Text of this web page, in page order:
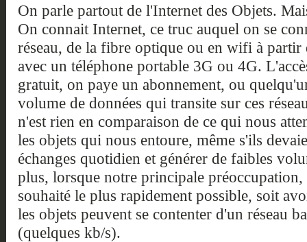
On parle partout de l'Internet des Objets.
On connait Internet, ce truc auquel on se
réseau, de la fibreoptique ou en wifi à partir
avec un téléphone portable 3G ou 4G.
gratuit, on paye un abonnement, ou quelqu'
volume de données qui transitesur ces
n'est rien en comparaison de ce qui nous
les objets qui nous entoure, même s'ils
échanges quotidien et générer de faibles
plus, lorsque notre principale
souhaité le plus rapidement possible, soit
les objets peuvent se contenter d'un réseau
(quelques kb/s).